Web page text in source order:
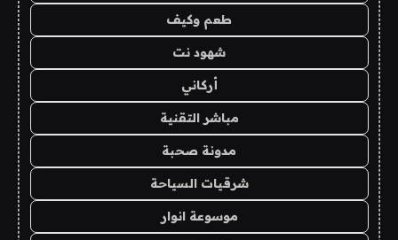
طعم وكيف
شهود نت
أركاني
مباشر التقنية
مدونة صحبة
شرقيات السياحة
موسوعة انوار